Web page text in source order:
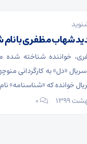
شهاب مظفری با نام
خواننده شناخته شده
«دل» به کارگردانی
خوانده که «شناسنامه»
۰